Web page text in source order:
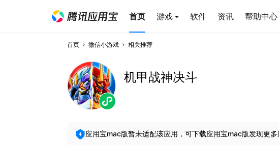
首页 游戏 软件 资讯 帮助中心
首页 微信小游戏 相关推荐
机甲战神决斗
应用宝mac版暂未适配该应用，可下载应用宝mac版发现更多